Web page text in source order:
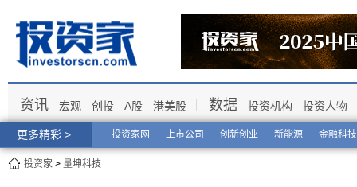
更多精彩 > 投资家网 上市公司 创新创业 新能源 金融科技
资讯 宏观 创投 A股 港美股 数据 投资机构 投资人物
投资家 > 量坤科技